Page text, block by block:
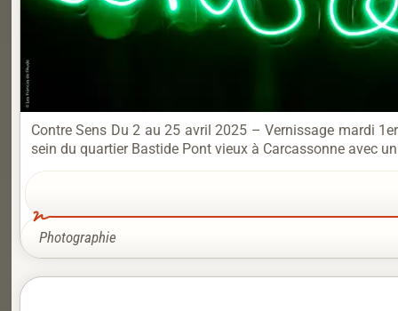
Contre Sens Du 2 au 25 avril 2025 – Vernissage mardi
sein du quartier Bastide Pont vieux à Carcassonne avec
Photographie